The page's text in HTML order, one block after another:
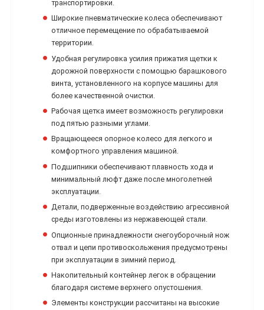
транспортировки.
Широкие пневматические колеса обеспечивают
отличное перемещение по обрабатываемой
территории.
Удобная регулировка усилия прижатия щетки к
дорожной поверхности с помощью барашкового
винта, установленного на корпусе машины для
более качественной очистки.
Рабочая щетка имеет возможность регулировки
под пятью разными углами.
Вращающееся опорное колесо для легкого и
комфортного управления машиной.
Подшипники обеспечивают плавность хода и
минимальный люфт даже после многолетней
эксплуатации.
Детали, подверженные воздействию агрессивной
среды изготовлены из нержавеющей стали.
Опционные принадлежности снегоуборочный нож
отвал и цепи противоскольжения предусмотрены
при эксплуатации в зимний период.
Накопительный контейнер легок в обращении
благодаря системе верхнего опустошения.
Элементы конструкции рассчитаны на высокие